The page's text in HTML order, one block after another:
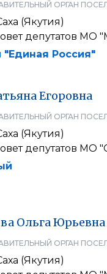
ОРГАН
(Якутия)
депутатов МО
"Единая Россия"
Егоровна
ОРГАН
(Якутия)
депутатов МО
ОльгаЮрьевна
ОРГАН
(Якутия)